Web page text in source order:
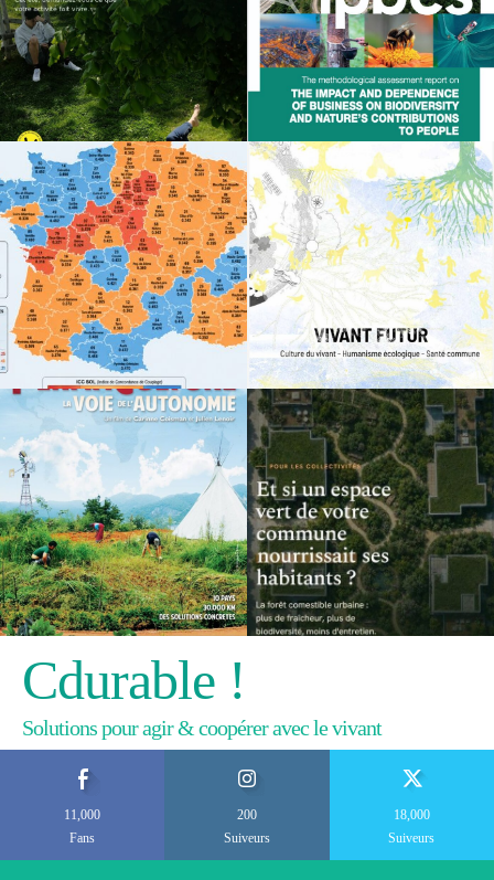
Cdurable !
Solutions pour agir & coopérer avec le vivant
11,000
Fans
200
Suiveurs
18,000
Suiveurs